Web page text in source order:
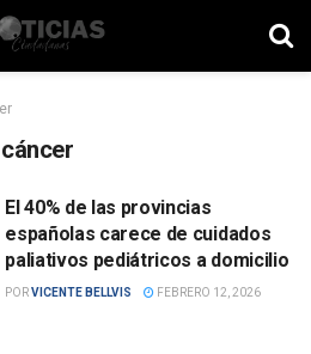
El 40% de las provincias
españolas carece de cuidados
paliativos pediátricos a domicilio
PORVICENTE BELLVIS FEBRERO 12, 2026